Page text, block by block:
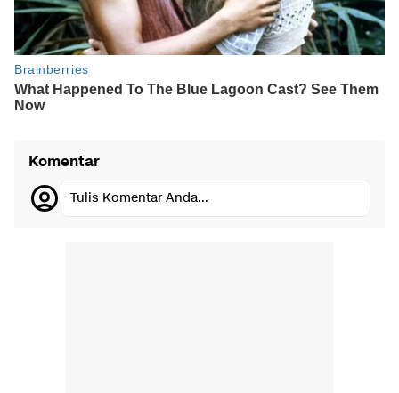
Komentar
Tulis Komentar Anda...